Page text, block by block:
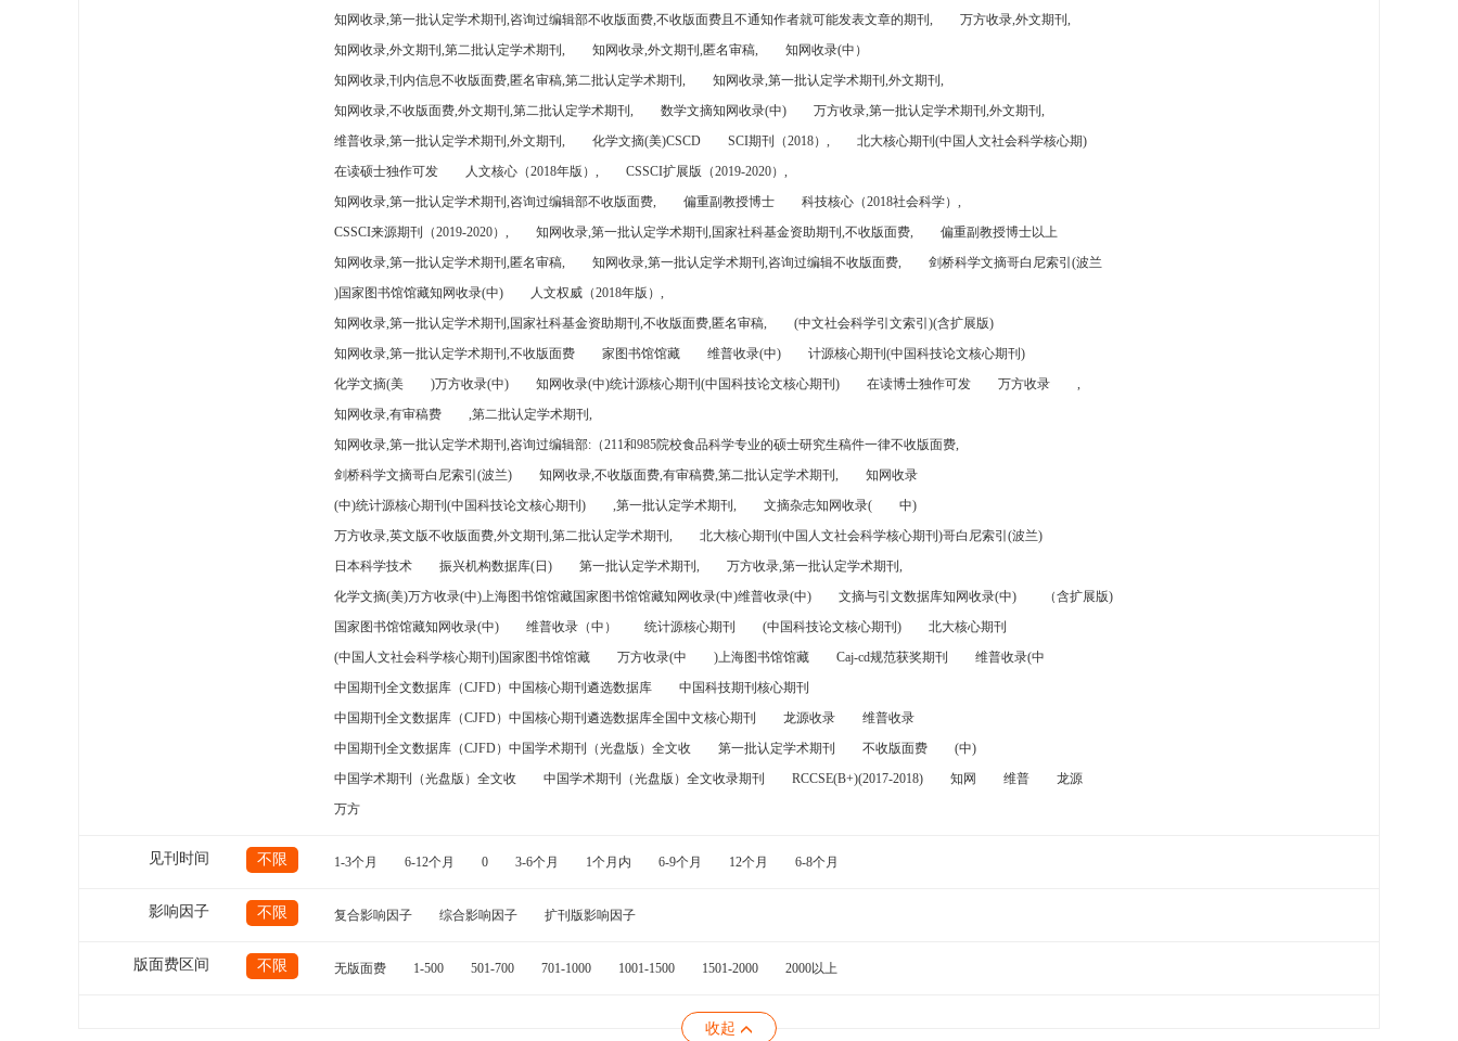
知网收录,第一批认定学术期刊,咨询过编辑部不收版面费,不收版面费且不通知作者就可能发表文章的期刊,
万方收录,外文期刊,
知网收录,外文期刊,第二批认定学术期刊,
知网收录,外文期刊,匿名审稿,
知网收录(中）
知网收录,刊内信息不收版面费,匿名审稿,第二批认定学术期刊,
知网收录,第一批认定学术期刊,外文期刊,
知网收录,不收版面费,外文期刊,第二批认定学术期刊,
数学文摘知网收录(中)
万方收录,第一批认定学术期刊,外文期刊,
维普收录,第一批认定学术期刊,外文期刊,
化学文摘(美)CSCD SCI期刊（2018）,
北大核心期刊(中国人文社会科学核心期)
在读硕士独作可发
人文核心（2018年版）,
CSSCI扩展版（2019-2020）,
知网收录,第一批认定学术期刊,咨询过编辑部不收版面费,
偏重副教授博士
科技核心（2018社会科学）,
CSSCI来源期刊（2019-2020）,
知网收录,第一批认定学术期刊,国家社科基金资助期刊,不收版面费,
偏重副教授博士以上
知网收录,第一批认定学术期刊,匿名审稿,
知网收录,第一批认定学术期刊,咨询过编辑不收版面费,
剑桥科学文摘哥白尼索引(波兰
)国家图书馆馆藏知网收录(中)
人文权威（2018年版）,
知网收录,第一批认定学术期刊,国家社科基金资助期刊,不收版面费,匿名审稿,
(中文社会科学引文索引)(含扩展版)
知网收录,第一批认定学术期刊,不收版面费
家图书馆馆藏 维普收录(中)
计源核心期刊(中国科技论文核心期刊)
化学文摘(美
)万方收录(中) 知网收录(中)统计源核心期刊(中国科技论文核心期刊) 在读博士独作可发 万方收录
,
知网收录,有审稿费
,第二批认定学术期刊,
知网收录,第一批认定学术期刊,咨询过编辑部:（211和985院校食品科学专业的硕士研究生稿件一律不收版面费,
剑桥科学文摘哥白尼索引(波兰)
知网收录,不收版面费,有审稿费,第二批认定学术期刊,
知网收录
(中)统计源核心期刊(中国科技论文核心期刊)
,第一批认定学术期刊, 文摘杂志知网收录(
中)
万方收录,英文版不收版面费,外文期刊,第二批认定学术期刊,
北大核心期刊(中国人文社会科学核心期刊)哥白尼索引(波兰)
日本科学技术
振兴机构数据库(日) 第一批认定学术期刊,
万方收录,第一批认定学术期刊,
化学文摘(美)万方收录(中)上海图书馆馆藏国家图书馆馆藏知网收录(中)维普收录(中)
文摘与引文数据库知网收录(中)
（含扩展版)
国家图书馆馆藏知网收录(中)
维普收录（中） 统计源核心期刊 (中国科技论文核心期刊)
北大核心期刊
(中国人文社会科学核心期刊)国家图书馆馆藏
万方收录(中 )上海图书馆馆藏 Caj-cd规范获奖期刊
维普收录(中
中国期刊全文数据库（CJFD）中国核心期刊遴选数据库
中国科技期刊核心期刊
中国期刊全文数据库（CJFD）中国核心期刊遴选数据库全国中文核心期刊
龙源收录
维普收录
中国期刊全文数据库（CJFD）中国学术期刊（光盘版）全文收
第一批认定学术期刊 不收版面费
(中)
中国学术期刊（光盘版）全文收
中国学术期刊（光盘版）全文收录期刊 RCCSE(B+)(2017-2018) 知网 维普
龙源
万方
见刊时间 不限 1-3个月 6-12个月 0 3-6个月 1个月内 6-9个月 12个月 6-8个月
影响因子 不限 复合影响因子 综合影响因子 扩刊版影响因子
版面费区间 不限 无版面费 1-500 501-700 701-1000 1001-1500 1501-2000 2000以上
收起